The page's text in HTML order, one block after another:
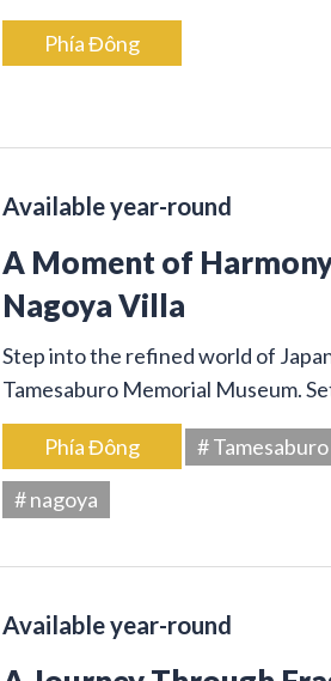
Phía Đông
Available year-round
A Moment of
Nagoya Villa
Step into the refined world of
Tamesaburo Memorial Museum.
Phía Đông #
# nagoya
Available year-round